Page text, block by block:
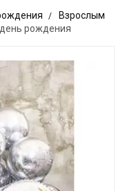
Взрослым
рождения